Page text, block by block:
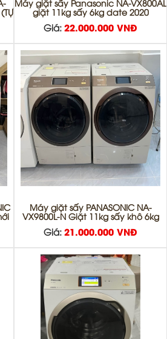
Máy giặt sấy Panasonic NA-VX800AL
giặt 11kg sấy 6kg date 2020
Giá: 22.000.000 VNĐ
Máy giặt sấy PANASONIC NA-
VX9800L-N Giặt 11kg sấy khô 6kg
Giá: 21.000.000 VNĐ